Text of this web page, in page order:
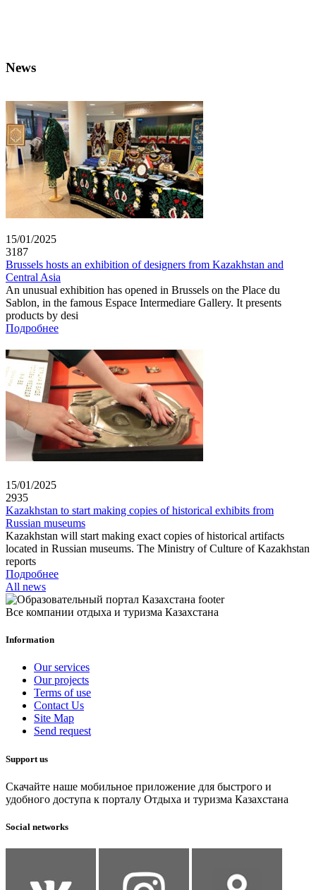
News
15/01/2025
3187
Brussels hosts an exhibition of designers from Kazakhstan and
Central Asia
An unusual exhibition has opened in Brussels on the Place du
Sablon, in the famous Espace Intermediare Gallery. It presents
products by desi
Подробнее
15/01/2025
2935
Kazakhstan to start making copies of historical exhibits from
Russian museums
Kazakhstan will start making exact copies of historical artifacts
located in Russian museums. The Ministry of Culture of Kazakhstan
reports
Подробнее
All news
Все компании отдыха и туризма Казахстана
Information
Our services
Our projects
Terms of use
Contact Us
Site Map
Send request
Support us
Скачайте наше мобильное приложение для быстрого и
удобного доступа к порталу Отдыха и туризма Казахстана
Social networks